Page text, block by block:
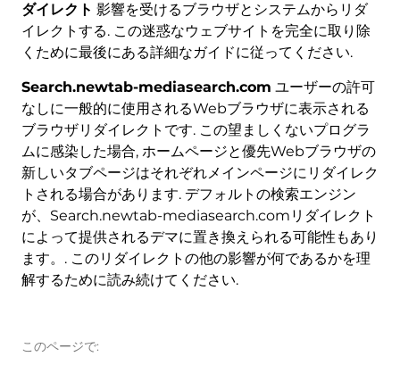
ダイレクト 影響を受けるブラウザとシステムからリダ
イレクトする. この迷惑なウェブサイトを完全に取り除
くために最後にある詳細なガイドに従ってください.
Search.newtab-mediasearch.com ユーザーの許可
なしに一般的に使用されるWebブラウザに表示される
ブラウザリダイレクトです. この望ましくないプログラ
ムに感染した場合, ホームページと優先Webブラウザの
新しいタブページはそれぞれメインページにリダイレク
トされる場合があります. デフォルトの検索エンジン
が、Search.newtab-mediasearch.comリダイレクト
によって提供されるデマに置き換えられる可能性もあり
ます。. このリダイレクトの他の影響が何であるかを理
解するために読み続けてください.
このページで: